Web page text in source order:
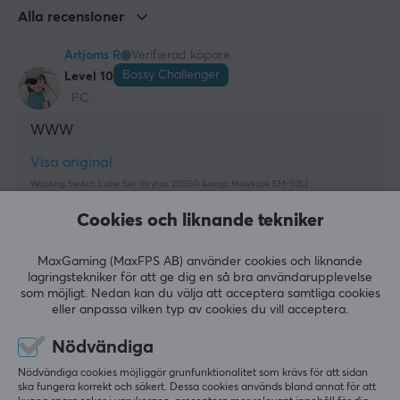
GARANTI
Producentens garanti
2 års garanti
Alla recensioner
Artjoms R
Verifierad köpare
Level 10
Bossy Challenger
PC
WWW
Visa original
Wooting Switch Lube Set (Krytox 205G0 &amp; Molykote EM-50L)
Oscar N
Verifierad köpare
Level 16
Loud Wizard
PC
Bra och billig smörjning, men jag slutade med att
eftersom det helt enkelt är för tjockt.
Cookies och liknande tekniker
MaxGaming (MaxFPS AB) använder cookies och liknande
lagringstekniker för att ge dig en så bra användarupplevelse
som möjligt. Nedan kan du välja att acceptera samtliga cookies
eller anpassa vilken typ av cookies du vill acceptera.
Nödvändiga
Nödvändiga cookies möjliggör grunfunktionalitet som krävs för att sidan
ska fungera korrekt och säkert. Dessa cookies används bland annat för att